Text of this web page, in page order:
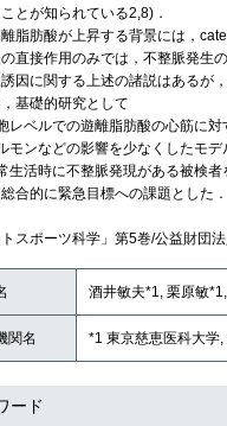
とが知られている2,8)．
脂肪酸が上昇する背景には，
直接作用のみでは，不整脈発生
因に関する上述の諸説はあるが
基礎的研究として
ベルでの遊離脂肪酸の心筋に対
ンなどの影響を少なくしたモデ
生活時に不整脈発現がある被検
合的に緊急目標への課題とした．
トスポーツ科学」第5巻/公益財団
酒井敏夫*1, 栗原敏
関名 *1 東京慈恵医科大学
ード